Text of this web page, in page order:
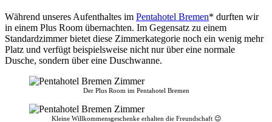
Während unseres Aufenthaltes im Pentahotel Bremen* durften wir
in einem Plus Room übernachten. Im Gegensatz zu einem
Standardzimmer bietet diese Zimmerkategorie noch ein wenig mehr
Platz und verfügt beispielsweise nicht nur über eine normale
Dusche, sondern über eine Duschwanne.
Der Plus Room im Pentahotel Bremen
Kleine Willkommensgeschenke erhalten die Freundschaft 😉